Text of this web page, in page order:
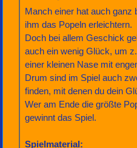
Manch einer hat auch ganz
ihm das Popeln erleichtern.
Doch bei allem Geschick
auch ein wenig Glück, um
einer kleinen Nase mit
Drum sind im Spiel auch
finden, mit denen du dein
Wer am Ende die größte
gewinnt das Spiel.
Spielmaterial: